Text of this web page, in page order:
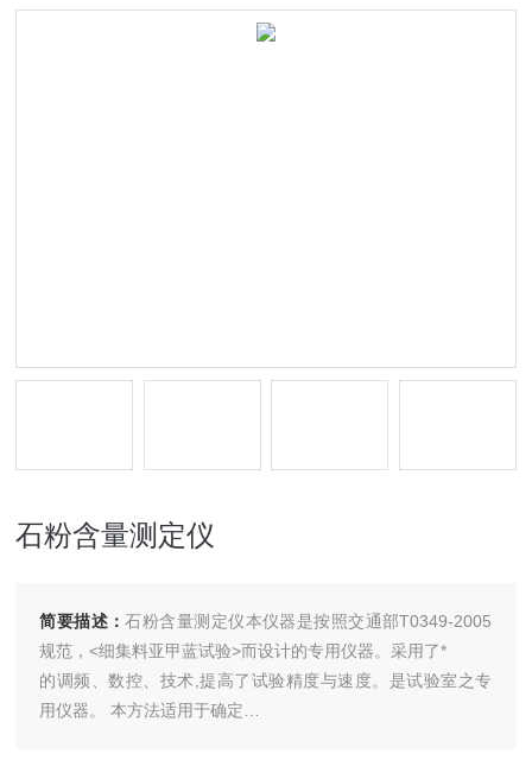
石粉含量测定仪
简要描述：石粉含量测定仪本仪器是按照交通部T0349-2005
规范，<细集料亚甲蓝试验>而设计的专用仪器。采用了*
的调频、数控、技术,提高了试验精度与速度。是试验室之专
用仪器。 本方法适用于确定